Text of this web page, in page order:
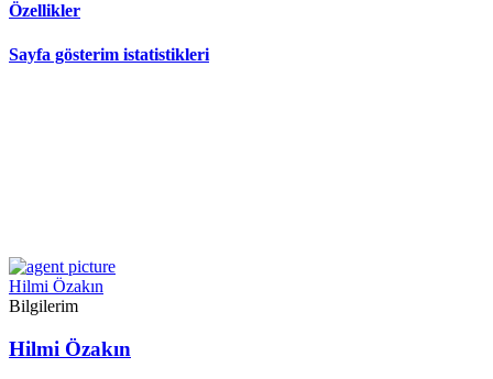
Özellikler
Sayfa gösterim istatistikleri
Hilmi Özakın
Bilgilerim
Hilmi Özakın